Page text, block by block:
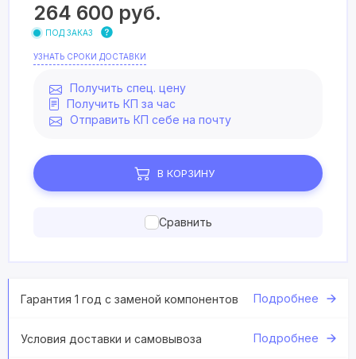
264 600 руб.
ПОД ЗАКАЗ
УЗНАТЬ СРОКИ ДОСТАВКИ
Получить спец. цену
Получить КП за час
Отправить КП себе на почту
В КОРЗИНУ
Сравнить
Гарантия 1 год с заменой компонентов Подробнее
Условия доставки и самовывоза Подробнее